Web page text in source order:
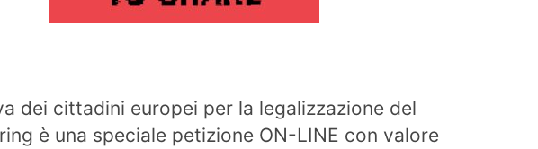
dei cittadini europei per la legalizzazione del
è una speciale petizione ON-LINE con valore